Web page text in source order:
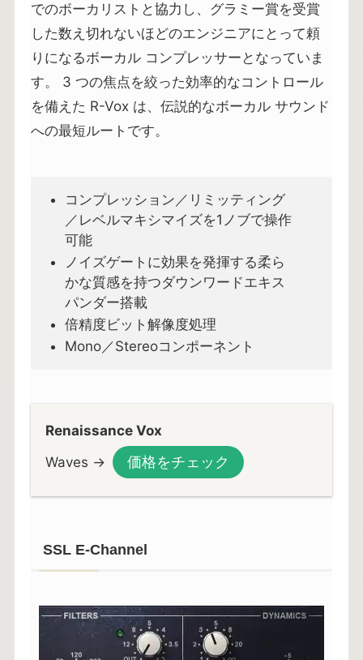
でのボーカリストと協力し、グラミー賞を受賞
した数え切れないほどのエンジニアにとって頼
りになるボーカル コンプレッサーとなっていま
す。 3 つの焦点を絞った効率的なコントロール
を備えた R-Vox は、伝説的なボーカル サウンド
への最短ルートです。
コンプレッション／リミッティング
／レベルマキシマイズを1ノブで操作
可能
ノイズゲートに効果を発揮する柔ら
かな質感を持つダウンワードエキス
パンダー搭載
倍精度ビット解像度処理
Mono／Stereoコンポーネント
Renaissance Vox
Waves →
価格をチェック
SSL E-Channel